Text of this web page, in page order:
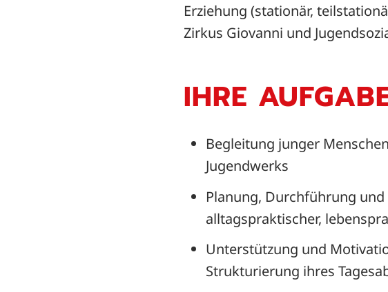
Erziehung (stationär,
Zirkus Giovanni und
IHRE
Begleitung junger
Jugendwerks
Planung, Durchführung
alltagspraktischer,
Unterstützung und
Strukturierung ihres